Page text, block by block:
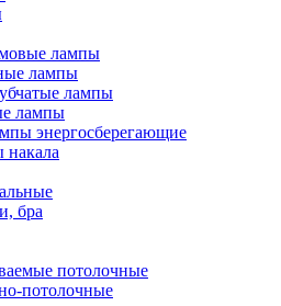
лампы
лампы
лампы
лампы
энергосберегающие
накала
бра
потолочные
потолочные